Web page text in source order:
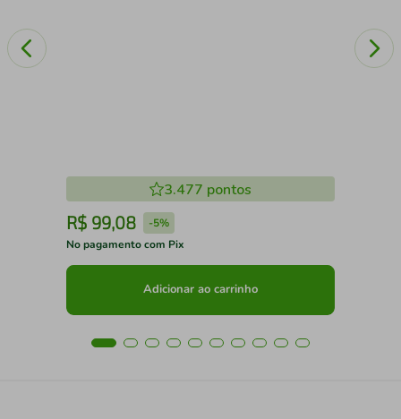
3.477 pontos
R$ 99,08 -5%
No pagamento com Pix
Adicionar ao carrinho